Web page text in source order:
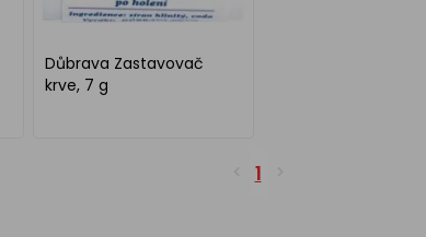
Důbrava Zastavovač
krve, 7 g
1